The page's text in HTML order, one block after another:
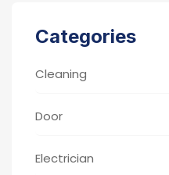
Categories
Cleaning
Door
Electrician